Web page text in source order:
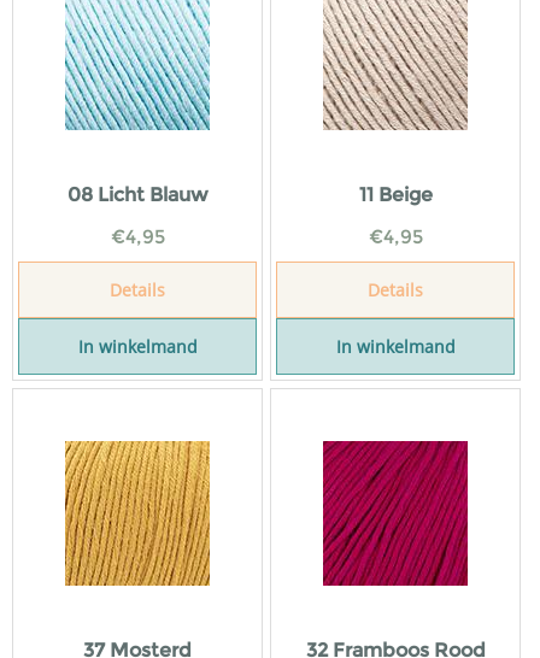
08 Licht Blauw
€4,95
Details
In winkelmand
11 Beige
€4,95
Details
In winkelmand
37 Mosterd 32 Framboos Rood